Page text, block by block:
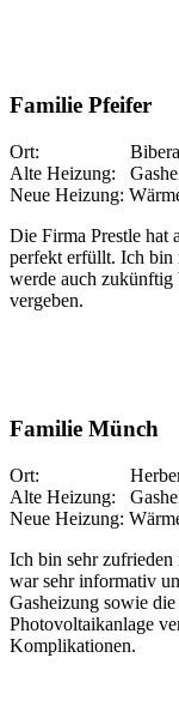
Familie Pfeifer
Ort:
Alte Heizung:
Neue Heizung:
Die Firma Prestle hat
perfekt erfüllt. Ich bin
werde auch zukünftig
vergeben.
Familie Münch
Ort:
Alte Heizung:
Neue Heizung:
Ich bin sehr zufrieden
war sehr informativ
Gasheizung sowie
Photovoltaikanlage
Komplikationen.